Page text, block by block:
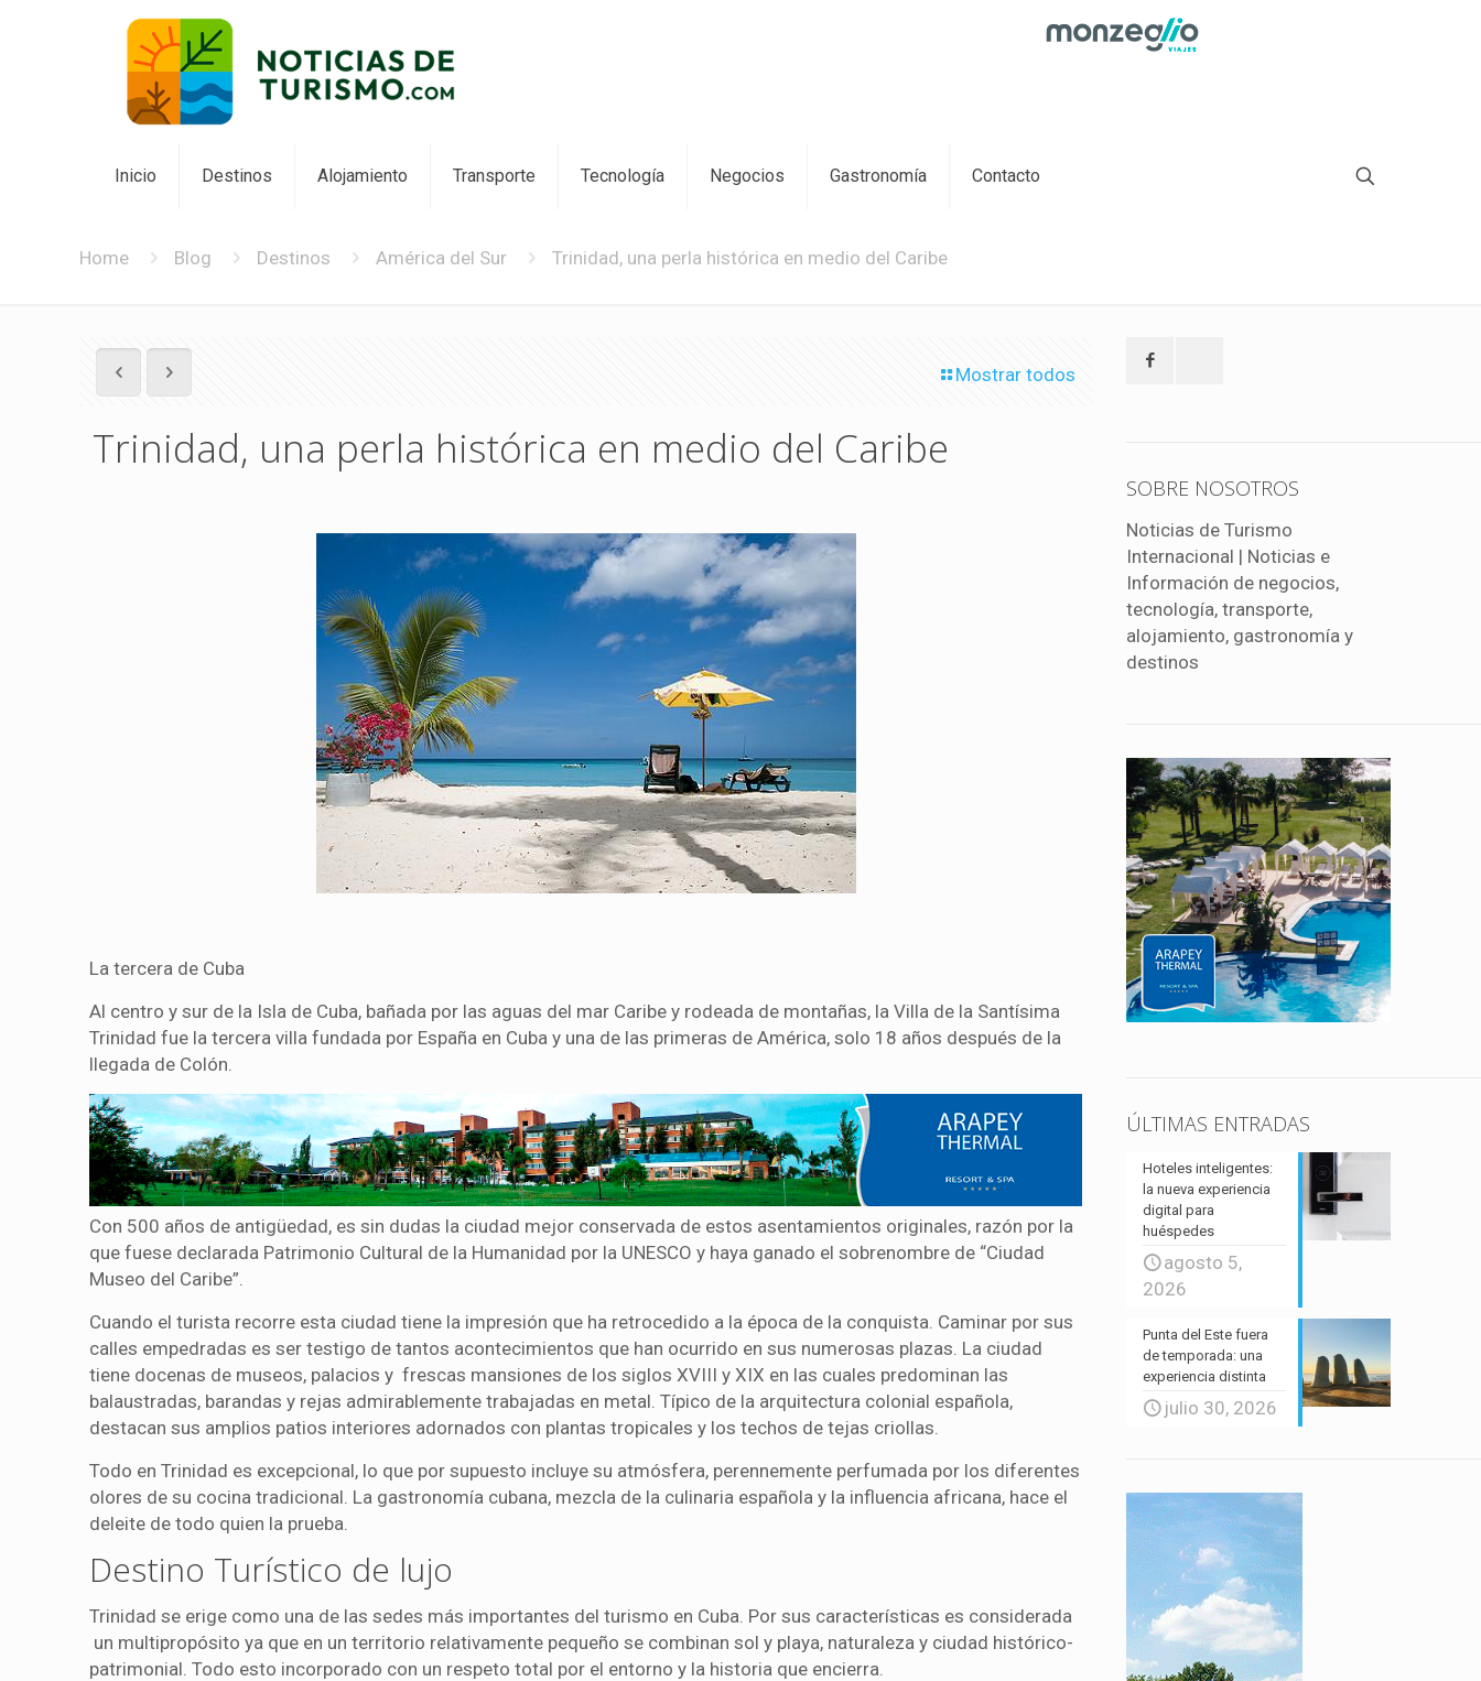
Inicio Destinos Alojamiento Transporte Tecnología Negocios Gastronomía Contacto
Home Blog Destinos América del Sur Trinidad, una perla histórica en medio del Caribe
Mostrar todos
Trinidad, una perla histórica en medio del Caribe
La tercera de Cuba
Al centro y sur de la Isla de Cuba, bañada por las aguas del mar Caribe y rodeada de montañas, la Villa de la Santísima
Trinidad fue la tercera villa fundada por España en Cuba y una de las primeras de América, solo 18 años después de la
llegada de Colón.
Con 500 años de antigüedad, es sin dudas la ciudad mejor conservada de estos asentamientos originales, razón por la
que fuese declarada Patrimonio Cultural de la Humanidad por la UNESCO y haya ganado el sobrenombre de “Ciudad
Museo del Caribe”.
Cuando el turista recorre esta ciudad tiene la impresión que ha retrocedido a la época de la conquista. Caminar por sus
calles empedradas es ser testigo de tantos acontecimientos que han ocurrido en sus numerosas plazas. La ciudad
tiene docenas de museos, palacios y frescas mansiones de los siglos XVIII y XIX en las cuales predominan las
balaustradas, barandas y rejas admirablemente trabajadas en metal. Típico de la arquitectura colonial española,
destacan sus amplios patios interiores adornados con plantas tropicales y los techos de tejas criollas.
Todo en Trinidad es excepcional, lo que por supuesto incluye su atmósfera, perennemente perfumada por los diferentes
olores de su cocina tradicional. La gastronomía cubana, mezcla de la culinaria española y la influencia africana, hace el
deleite de todo quien la prueba.
Destino Turístico de lujo
Trinidad se erige como una de las sedes más importantes del turismo en Cuba. Por sus características es considerada
un multipropósito ya que en un territorio relativamente pequeño se combinan sol y playa, naturaleza y ciudad histórico-
patrimonial. Todo esto incorporado con un respeto total por el entorno y la historia que encierra.
SOBRE NOSOTROS
Noticias de Turismo
Internacional | Noticias e
Información de negocios,
tecnología, transporte,
alojamiento, gastronomía y
destinos
ÚLTIMAS ENTRADAS
Hoteles inteligentes:
la nueva experiencia
digital para
huéspedes
agosto 5,
2026
Punta del Este fuera
de temporada: una
experiencia distinta
julio 30, 2026